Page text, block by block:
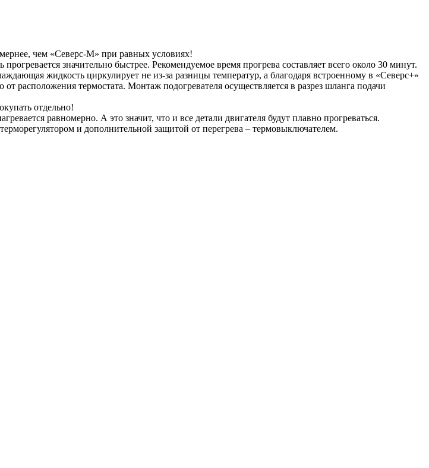
чем «Северс-М» при равных условиях!
значительно быстрее. Рекомендуемое время прогрева составляет всего около 30 минут.
жидкость циркулирует не из-за разницы температур, а благодаря встроенному в «Северс+»
расположения термостата. Монтаж подогревателя осуществляется в разрез шланга подачи
отдельно!
равномерно. А это значит, что и все детали двигателя будут плавно прогреваться.
и дополнительной защитой от перегрева – термовыключателем.